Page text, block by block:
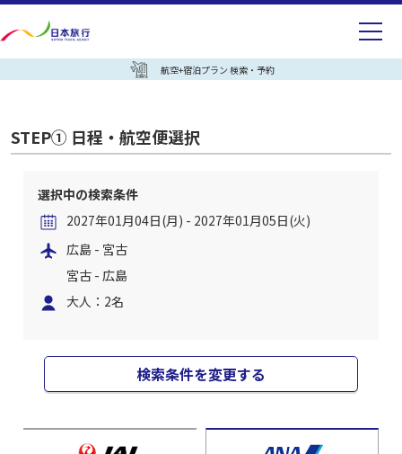
航空+宿泊プラン 検索・予約
STEP① 日程・航空便選択
選択中の検索条件
2027年01月04日(月) - 2027年01月05日(火)
広島 - 宮古
宮古 - 広島
大人：2名
検索条件を変更する